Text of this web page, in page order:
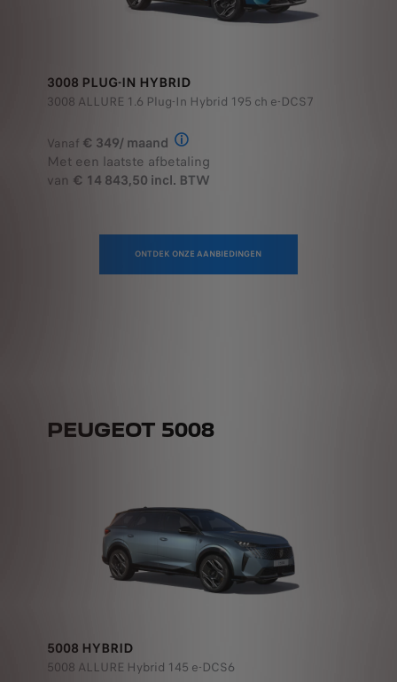
3008 PLUG-IN HYBRID
3008 ALLURE 1.6 Plug-In Hybrid 195 ch e-DCS7
€ 349/ maand
Illustratief voorbeeld van het
Met een laatste afbetaling
van € 14 843,50 incl. BTW
PEUGEOT 5008
5008 HYBRID
5008 ALLURE Hybrid 145 e-DCS6